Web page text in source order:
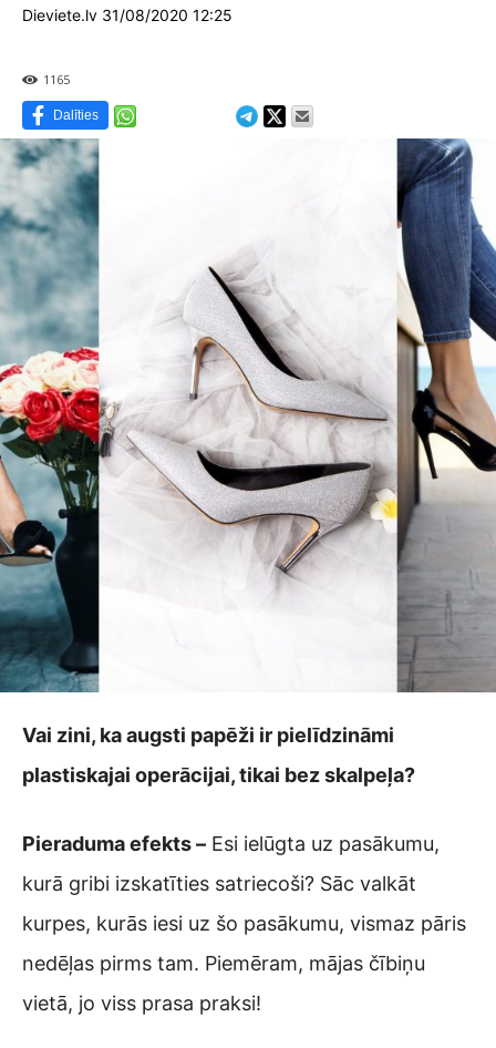
Dieviete.lv 31/08/2020 12:25
1165
Dalīties
Vai zini, ka augsti papēži ir pielīdzināmi
plastiskajai operācijai, tikai bez skalpeļa?
Pieraduma efekts – Esi ielūgta uz pasākumu,
kurā gribi izskatīties satriecoši? Sāc valkāt
kurpes, kurās iesi uz šo pasākumu, vismaz pāris
nedēļas pirms tam. Piemēram, mājas čībiņu
vietā, jo viss prasa praksi!